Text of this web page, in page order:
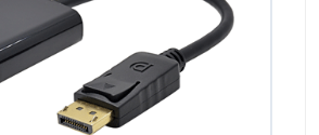
HP ¡5 GEN 6 en formato MINI,
CORE I5 - 6200T 2.8 GHZ (6ª
DDR4, Salidas gráficas: HDMI+DP